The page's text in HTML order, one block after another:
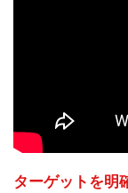
ターゲットを明